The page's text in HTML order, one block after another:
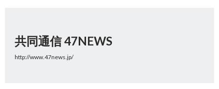
共同通信 47NEWS
http://www.47news.jp/